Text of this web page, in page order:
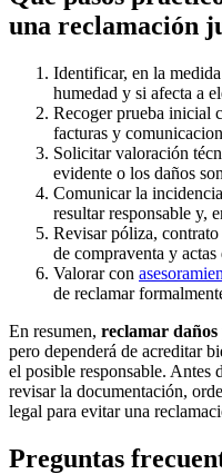
una reclamación
Identificar, en la
humedad y si afecta a
Recoger prueba inicial
facturas y
Solicitar valoración
evidente o los daños
Comunicar la
resultar responsable y,
Revisar póliza,
de compraventa y
Valorar con
de reclamar
En resumen, reclamar
pero dependerá de acreditar
el posible responsable. Antes
revisar la documentación,
legal para evitar una
Preguntas